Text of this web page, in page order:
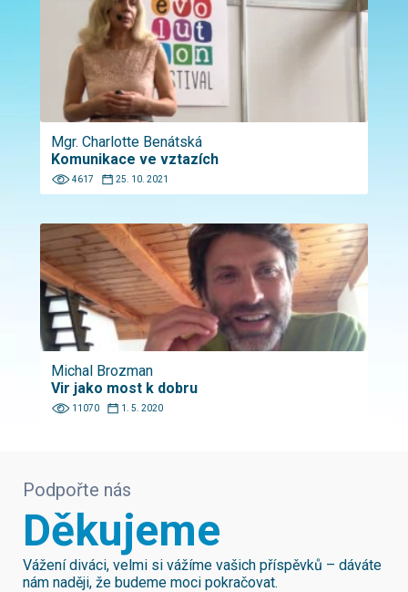
Mgr. Charlotte Benátská
Komunikace ve vztazích
4617 25. 10. 2021
Michal Brozman
Vir jako most k dobru
11070 1. 5. 2020
Podpořte nás
Děkujeme
Vážení diváci, velmi si vážíme vašich příspěvků – dáváte
nám naději, že budeme moci pokračovat.